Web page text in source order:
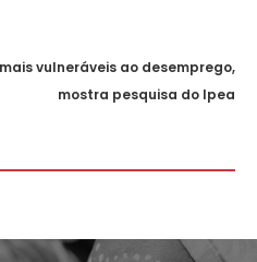
vulneráveis ao desemprego,
mostra pesquisa do Ipea